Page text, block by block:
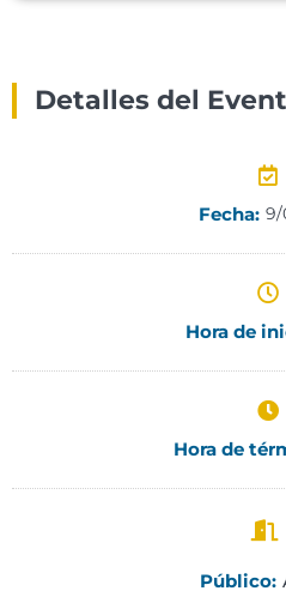
Detalles del
Fecha: 9/
Hora de
Hora de
Público: